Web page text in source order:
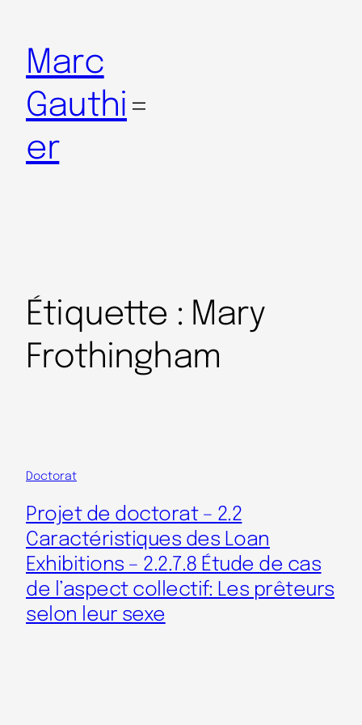
Marc
Gauthi
er
Étiquette : Mary
Frothingham
Doctorat
Projet de doctorat – 2.2
Caractéristiques des Loan
Exhibitions – 2.2.7.8 Étude de cas
de l’aspect collectif: Les prêteurs
selon leur sexe